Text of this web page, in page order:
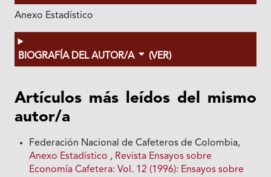
Anexo Estadístico
BIOGRAFÍA DEL AUTOR/A (VER)
Artículos más leídos del mismo
autor/a
Federación Nacional de Cafeteros de Colombia,
Anexo Estadístico , Revista Ensayos sobre
Economía Cafetera: Vol. 12 (1996): Ensayos sobre